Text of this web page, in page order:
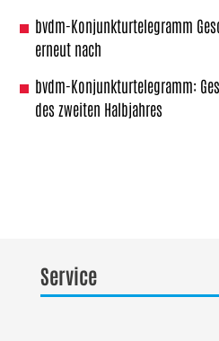
bvdm-Konjunkturtelegramm
erneut nach
bvdm-Konjunkturtelegramm:
des zweiten Halbjahres
Service